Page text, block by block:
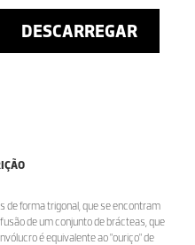
DESCARREGAR
de forma trigonal, que se encontram
de um conjunto de brácteas, que
é equivalente ao "ouriço" de